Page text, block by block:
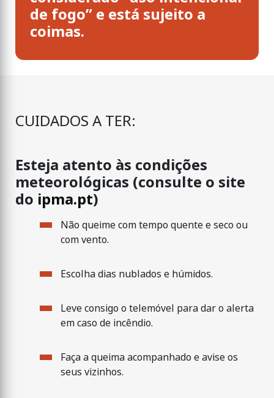
de fogo” e está sujeito a
coimas.
CUIDADOS A TER:
Esteja atento às condições
meteorológicas (consulte o site
do ipma.pt)
Não queime com tempo quente e seco ou
com vento.
Escolha dias nublados e húmidos.
Leve consigo o telemóvel para dar o alerta
em caso de incêndio.
Faça a queima acompanhado e avise os
seus vizinhos.